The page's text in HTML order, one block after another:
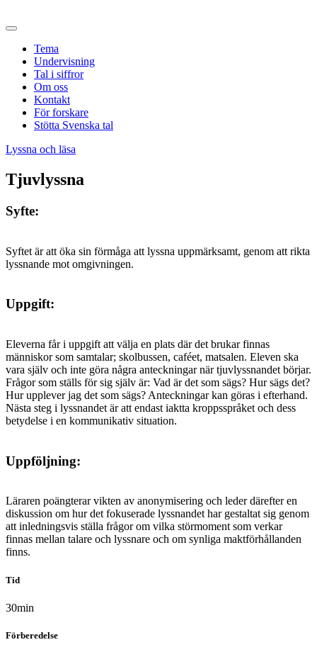
Tema
Undervisning
Tal i siffror
Om oss
Kontakt
För forskare
Stötta Svenska tal
Lyssna och läsa
Tjuvlyssna
Syfte:
Syftet är att öka sin förmåga att lyssna uppmärksamt, genom att rikta
lyssnande mot omgivningen.
Uppgift:
Eleverna får i uppgift att välja en plats där det brukar finnas
människor som samtalar; skolbussen, caféet, matsalen. Eleven ska
vara själv och inte göra några anteckningar när tjuvlyssnandet börjar.
Frågor som ställs för sig själv är: Vad är det som sägs? Hur sägs det?
Hur upplever jag det som sägs? Anteckningar kan göras i efterhand.
Nästa steg i lyssnandet är att endast iaktta kroppsspråket och dess
betydelse i en kommunikativ situation.
Uppföljning:
Läraren poängterar vikten av anonymisering och leder därefter en
diskussion om hur det fokuserade lyssnandet har gestaltat sig genom
att inledningsvis ställa frågor om vilka störmoment som verkar
finnas mellan talare och lyssnare och om synliga maktförhållanden
finns.
Tid
30min
Förberedelse